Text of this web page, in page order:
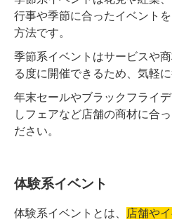
行事や季節に合ったイベント
方法です。
季節系イベントはサービスや
る度に開催できるため、気軽に
年末セールやブラックフライ
しフェアなど店舗の商材に合
ださい。
体験系イベント
体験系イベントとは、
店舗や